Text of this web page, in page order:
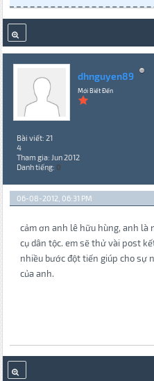
dhnguyen89
Mới Biết Đến
Bài viết: 21
4
Tham gia: Jun 2012
Danh tiếng: 0
06-08-2012, 06:31 PM
cảm ơn anh lê hữu hùng, anh là
cụ dân tộc. em sẽ thử vài post
nhiều bước đột tiến giúp cho sự
của anh.